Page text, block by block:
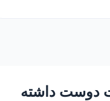
داشته